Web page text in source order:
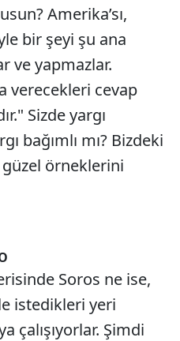
Amerika’sı,
bir şeyi şu ana
ve yapmazlar.
verecekleri cevap
Sizde yargı
bağımlı mı? Bizdeki
güzel örneklerini
Soros ne ise,
istedikleri yeri
çalışıyorlar. Şimdi